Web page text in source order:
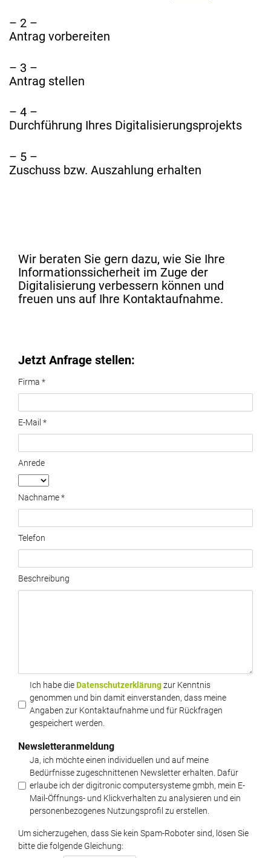
– 2 –
Antrag vorbereiten
– 3 –
Antrag stellen
– 4 –
Durchführung Ihres Digitalisierungsprojekts
– 5 –
Zuschuss bzw. Auszahlung erhalten
Wir beraten Sie gern dazu, wie Sie Ihre
Informationssicherheit im Zuge der
Digitalisierung verbessern können und
freuen uns auf Ihre Kontaktaufnahme.
Jetzt Anfrage stellen:
Firma *
E-Mail *
Anrede
Nachname *
Telefon
Beschreibung
Ich habe dieDatenschutzerklärungzur Kenntnis
genommen und bin damit einverstanden, dass meine
Angaben zur Kontaktaufnahme und für Rückfragen
gespeichert werden.
Newsletteranmeldung
Ja, ich möchte einen individuellen und auf meine
Bedürfnisse zugeschnittenen Newsletter erhalten. Dafür
erlaube ich der digitronic computersysteme gmbh, mein E-
Mail-Öffnungs- und Klickverhalten zu analysieren und ein
personenbezogenes Nutzungsprofil zu erstellen.
Um sicherzugehen, dass Sie kein Spam-Roboter sind, lösen Sie
bitte die folgende Gleichung: